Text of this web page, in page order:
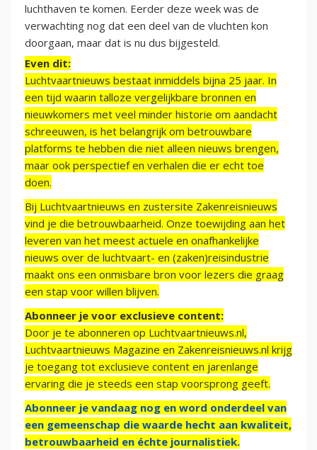
luchthaven te komen. Eerder deze week was de
verwachting nog dat een deel van de vluchten kon
doorgaan, maar dat is nu dus bijgesteld.
Even dit:
Luchtvaartnieuws bestaat inmiddels bijna 25 jaar. In
een tijd waarin talloze vergelijkbare bronnen en
nieuwkomers met veel minder historie om aandacht
schreeuwen, is het belangrijk om betrouwbare
platforms te hebben die niet alleen nieuws brengen,
maar ook perspectief en verhalen die er echt toe
doen.
Bij Luchtvaartnieuws en zustersite Zakenreisnieuws
vind je die betrouwbaarheid. Onze toewijding aan het
leveren van het meest actuele en onafhankelijke
nieuws over de luchtvaart- en (zaken)reisindustrie
maakt ons een onmisbare bron voor lezers die graag
een stap voor willen blijven.
Abonneer je voor exclusieve content:
Door je te abonneren op Luchtvaartnieuws.nl,
Luchtvaartnieuws Magazine en Zakenreisnieuws.nl krijg
je toegang tot exclusieve content en jarenlange
ervaring die je steeds een stap voorsprong geeft.
Abonneer je vandaag nog en word onderdeel van
een gemeenschap die waarde hecht aan kwaliteit,
betrouwbaarheid en échte journalistiek.